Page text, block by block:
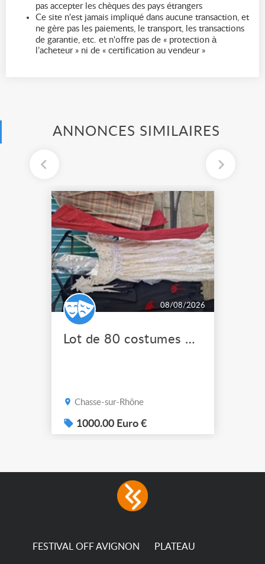
pas accepter les chèques des pays étrangers
Ce site n'est jamais impliqué dans aucune transaction, et
ne gère pas les paiements, le transport, les transactions
de garantie, etc. et n'offre pas de « protection à
l’acheteur » ni de « certification au vendeur »
ANNONCES SIMILAIRES
08/08/2026
Lot de 80 costumes de scène pro
Chasse-sur-Rhône
1000.00 Euro €
FESTIVAL OFF AVIGNON PLATEAU